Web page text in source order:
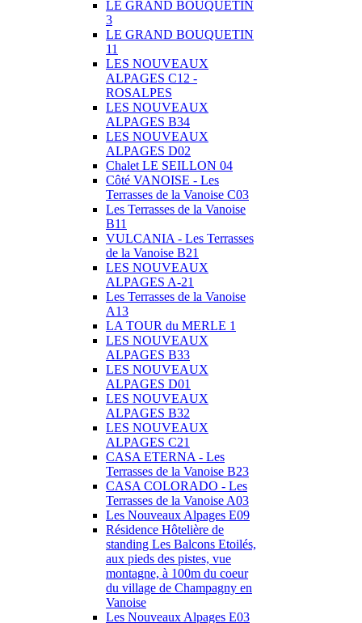
LE GRAND BOUQUETIN
3
LE GRAND BOUQUETIN
11
LES NOUVEAUX
ALPAGES C12 -
ROSALPES
LES NOUVEAUX
ALPAGES B34
LES NOUVEAUX
ALPAGES D02
Chalet LE SEILLON 04
Côté VANOISE - Les
Terrasses de la Vanoise C03
Les Terrasses de la Vanoise
B11
VULCANIA - Les Terrasses
de la Vanoise B21
LES NOUVEAUX
ALPAGES A-21
Les Terrasses de la Vanoise
A13
LA TOUR du MERLE 1
LES NOUVEAUX
ALPAGES B33
LES NOUVEAUX
ALPAGES D01
LES NOUVEAUX
ALPAGES B32
LES NOUVEAUX
ALPAGES C21
CASA ETERNA - Les
Terrasses de la Vanoise B23
CASA COLORADO - Les
Terrasses de la Vanoise A03
Les Nouveaux Alpages E09
Résidence Hôtelière de
standing Les Balcons Etoilés,
aux pieds des pistes, vue
montagne, à 100m du coeur
du village de Champagny en
Vanoise
Les Nouveaux Alpages E03